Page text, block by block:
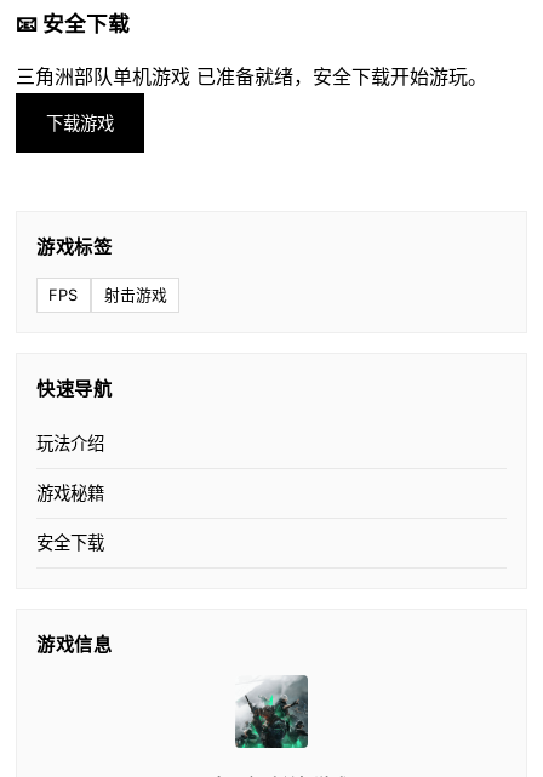
📧 安全下载
三角洲部队单机游戏 已准备就绪，安全下载开始游玩。
下载游戏
游戏标签
FPS 射击游戏
快速导航
玩法介绍
游戏秘籍
安全下载
游戏信息